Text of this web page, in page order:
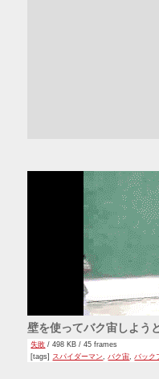
壁を使ってバク宙しよう
失敗 / 498 KB / 45 frames
[tags] スパイダーマン バク宙 バック